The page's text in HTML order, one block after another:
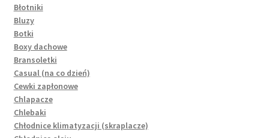
Błotniki
Bluzy
Botki
Boxy dachowe
Bransoletki
Casual (na co dzień)
Cewki zapłonowe
Chlapacze
Chlebaki
Chłodnice klimatyzacji (skraplacze)